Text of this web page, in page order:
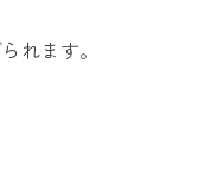
れます。